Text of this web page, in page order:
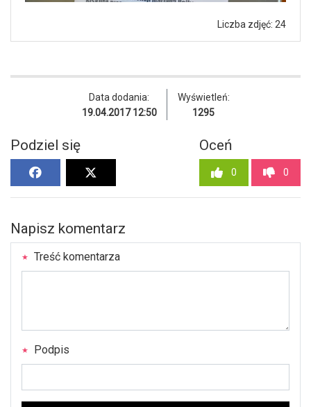
Liczba zdjęć: 24
Data dodania:
19.04.2017 12:50
Wyświetleń:
1295
Podziel się Oceń
0 0
Napisz komentarz
Treść komentarza
Podpis